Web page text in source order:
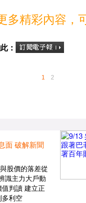
多精彩內容，
：
1 2
面 破解新聞
股價的落差從
識主力大戶動
判讀 建立正
利空